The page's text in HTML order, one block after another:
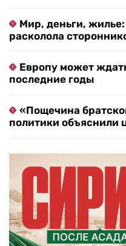
Мир, деньги,
расколола
Европу может
последние годы
«Пощечина
политики объяснили